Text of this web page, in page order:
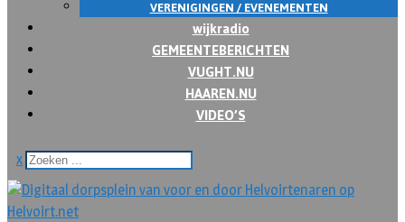
VERENIGINGEN / EVENEMENTEN
wijkradio
GEMEENTEBERICHTEN
VUGHT.NU
HAAREN.NU
VIDEO’S
x